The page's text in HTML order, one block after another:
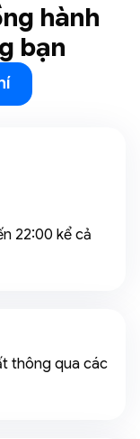
hành
bạn
22:00 kể cả
thông qua các